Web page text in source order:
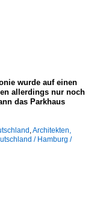
wurde auf einen
allerdings nur noch
das Parkhaus
,Architekten,
/ Hamburg /